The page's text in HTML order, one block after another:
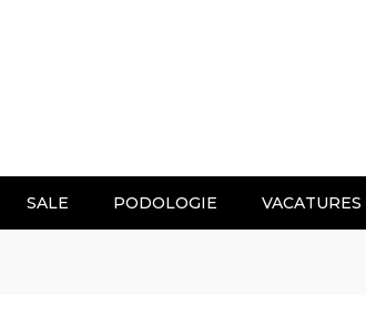
SALE PODOLOGIE VACATURES